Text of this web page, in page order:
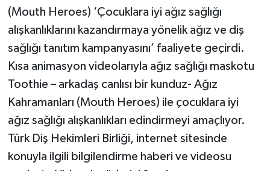
(Mouth Heroes) ‘Çocuklara iyi ağız sağlığı
alışkanlıklarını kazandırmaya yönelik ağız ve diş
sağlığı tanıtım kampanyasını’ faaliyete geçirdi.
Kısa animasyon videolarıyla ağız sağlığı maskotu
Toothie – arkadaş canlısı bir kunduz- Ağız
Kahramanları (Mouth Heroes) ile çocuklara iyi
ağız sağlığı alışkanlıkları edindirmeyi amaçlıyor.
Türk Diş Hekimleri Birliği, internet sitesinde
konuyla ilgili bilgilendirme haberi ve videosu